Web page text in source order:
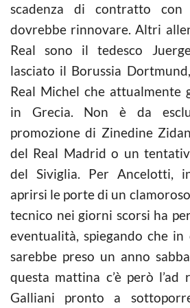
scadenza di contratto
dovrebbe rinnovare. Altri
Real sono il tedesco
lasciato il Borussia
Real Michel che attualmente
in Grecia. Non è da
promozione di Zinedine
del Real Madrid o un
del Siviglia. Per Ancelotti,
aprirsi le porte di un
tecnico nei giorni scorsi ha
eventualità, spiegando che in
sarebbe preso un anno
questa mattina c’è però l’ad
Galliani pronto a